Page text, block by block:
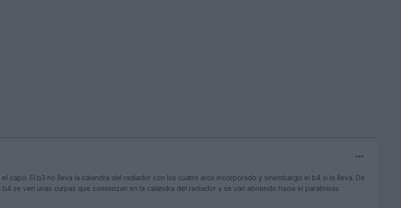
capo. El b3 no lleva la calandra del radiador con los cuatro aros incorporado y sinembargo el b4 si lo lleva. De
se ven unas curpas que comienzan en la calandra del radiador y se van abriendo hacia el parabrisas.